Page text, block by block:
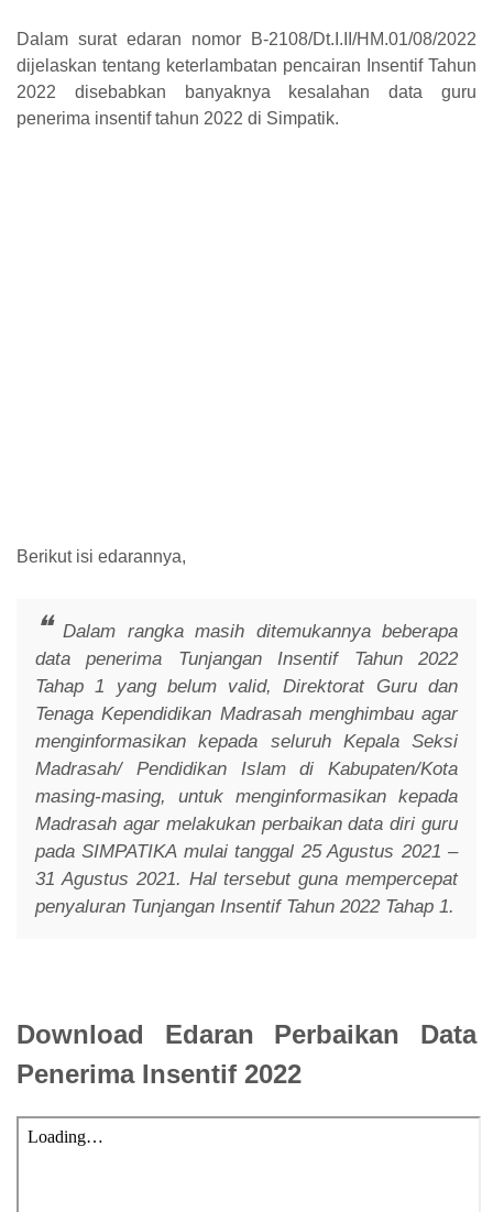
Dalam surat edaran nomor B-2108/Dt.I.II/HM.01/08/2022
dijelaskan tentang keterlambatan pencairan Insentif Tahun
2022 disebabkan banyaknya kesalahan data guru
penerima insentif tahun 2022 di Simpatik.
Berikut isi edarannya,
Dalam rangka masih ditemukannya beberapa
data penerima Tunjangan Insentif Tahun 2022
Tahap 1 yang belum valid, Direktorat Guru dan
Tenaga Kependidikan Madrasah menghimbau agar
menginformasikan kepada seluruh Kepala Seksi
Madrasah/ Pendidikan Islam di Kabupaten/Kota
masing-masing, untuk menginformasikan kepada
Madrasah agar melakukan perbaikan data diri guru
pada SIMPATIKA mulai tanggal 25 Agustus 2021 –
31 Agustus 2021. Hal tersebut guna mempercepat
penyaluran Tunjangan Insentif Tahun 2022 Tahap 1.
Download Edaran Perbaikan Data
Penerima Insentif 2022